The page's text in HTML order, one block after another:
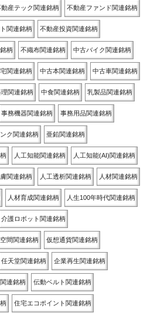
動産テック関連銘柄 不動産ファンド関連銘柄
関連銘柄 不動産投資関連銘柄
柄 不織布関連銘柄 中古バイク関連銘柄
関連銘柄 中古本関連銘柄 中古車関連銘柄
関連銘柄 中食関連銘柄 乳製品関連銘柄
事務機器関連銘柄 事務用品関連銘柄
ク関連銘柄 亜鉛関連銘柄
人工知能関連銘柄 人工知能(AI)関連銘柄
関連銘柄 人工透析関連銘柄 人材関連銘柄
人材育成関連銘柄 人生100年時代関連銘柄
介護ロボット関連銘柄
間関連銘柄 仮想通貨関連銘柄
任天堂関連銘柄 企業再生関連銘柄
連銘柄 伝動ベルト関連銘柄
住宅エコポイント関連銘柄